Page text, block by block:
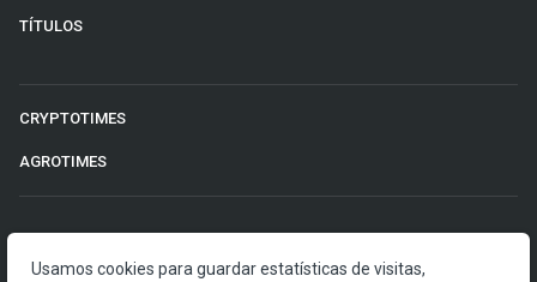
TÍTULOS
CRYPTOTIMES
AGROTIMES
Usamos cookies para guardar estatísticas de visitas,